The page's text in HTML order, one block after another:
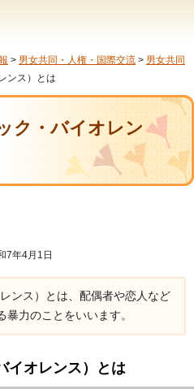
> 男女共同・人権・国際交流 > 男女共同
ンス）とは
ク・バイオレン
7年4月1日
ンス）とは、配偶者や恋人など
力のことをいいます。
イオレンス）とは